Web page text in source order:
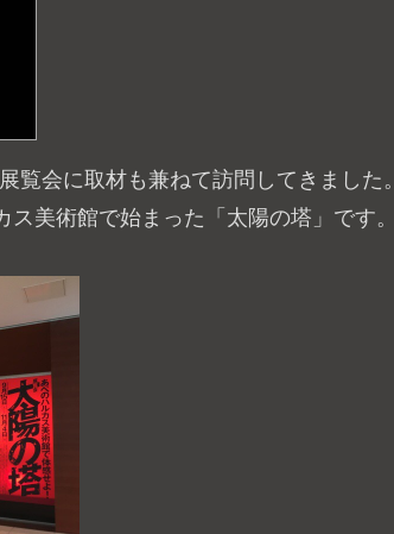
覧会に取材も兼ねて訪問してきました。
美術館で始まった「太陽の塔」です。